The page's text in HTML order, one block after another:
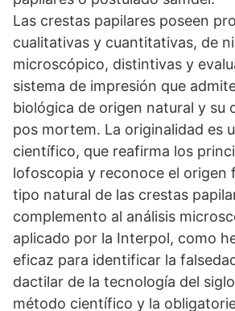
Las crestas papilares poseen
cualitativas y cuantitativas, de
microscópico, distintivas y
sistema de impresión que
biológica de origen natural y su
pos mortem. La originalidad es
científico, que reafirma los
lofoscopia y reconoce el origen
tipo natural de las crestas
complemento al análisis
aplicado por la Interpol, como
eficaz para identificar la
dactilar de la tecnología del
método científico y la